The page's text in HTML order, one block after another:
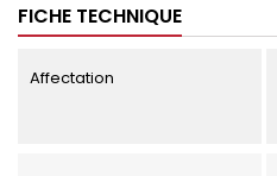
FICHE TECHNIQUE
Affectation